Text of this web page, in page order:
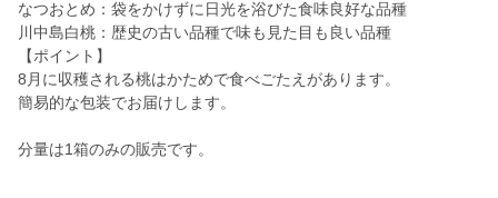
なつおとめ：袋をかけずに日光を浴びた食味良好な品種
川中島白桃：歴史の古い品種で味も見た目も良い品種
【ポイント】
8月に収穫される桃はかためで食べごたえがあります。
簡易的な包装でお届けします。
分量は1箱のみの販売です。